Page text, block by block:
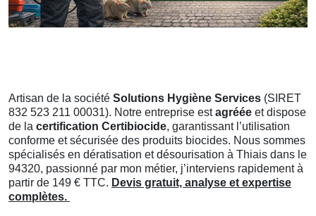
Artisan de la société Solutions Hygiène Services (SIRET
832 523 211 00031). Notre entreprise estagréée et dispose
de la certification Certibiocide, garantissant l’utilisation
conforme et sécurisée des produits biocides. Nous sommes
spécialisés en dératisation et désourisation à Thiais dans le
94320, passionné par mon métier, j’interviens rapidement à
partir de 149 € TTC. Devis gratuit, analyse et expertise
complètes.